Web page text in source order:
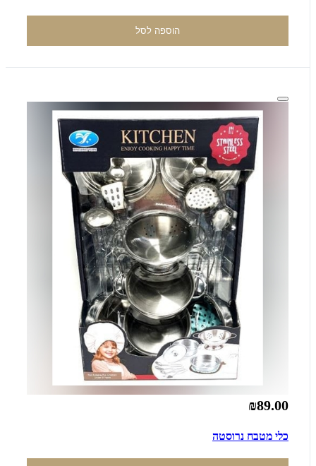
הוספה לסל
₪89.00
כלי מטבח נרוסטה